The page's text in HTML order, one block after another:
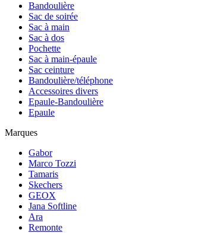
Bandoulière
Sac de soirée
Sac à main
Sac à dos
Pochette
Sac à main-épaule
Sac ceinture
Bandoulière/téléphone
Accessoires divers
Epaule-Bandoulière
Epaule
Marques
Gabor
Marco Tozzi
Tamaris
Skechers
GEOX
Jana Softline
Ara
Remonte